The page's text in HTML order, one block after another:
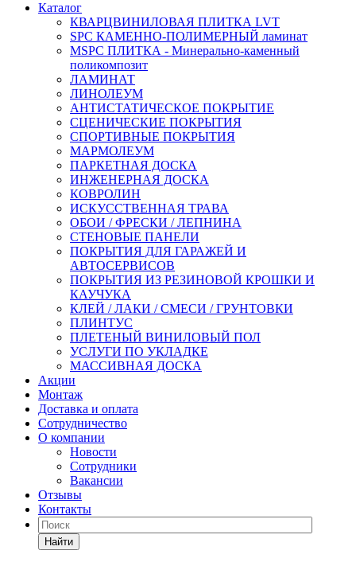
Каталог
КВАРЦВИНИЛОВАЯ ПЛИТКА LVT
SPC КАМЕННО-ПОЛИМЕРНЫЙ ламинат
MSPC ПЛИТКА - Минерально-каменный
поликомпозит
ЛАМИНАТ
ЛИНОЛЕУМ
АНТИСТАТИЧЕСКОЕ ПОКРЫТИЕ
СЦЕНИЧЕСКИЕ ПОКРЫТИЯ
СПОРТИВНЫЕ ПОКРЫТИЯ
МАРМОЛЕУМ
ПАРКЕТНАЯ ДОСКА
ИНЖЕНЕРНАЯ ДОСКА
КОВРОЛИН
ИСКУССТВЕННАЯ ТРАВА
ОБОИ / ФРЕСКИ / ЛЕПНИНА
СТЕНОВЫЕ ПАНЕЛИ
ПОКРЫТИЯ ДЛЯ ГАРАЖЕЙ И
АВТОСЕРВИСОВ
ПОКРЫТИЯ ИЗ РЕЗИНОВОЙ КРОШКИ И
КАУЧУКА
КЛЕЙ / ЛАКИ / СМЕСИ / ГРУНТОВКИ
ПЛИНТУС
ПЛЕТЕНЫЙ ВИНИЛОВЫЙ ПОЛ
УСЛУГИ ПО УКЛАДКЕ
МАССИВНАЯ ДОСКА
Акции
Монтаж
Доставка и оплата
Сотрудничество
О компании
Новости
Сотрудники
Вакансии
Отзывы
Контакты
Найти